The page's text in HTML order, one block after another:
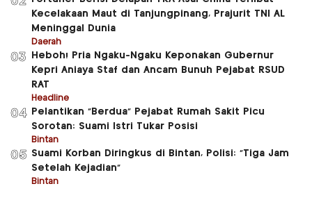
Kecelakaan Maut di Tanjungpinang, Prajurit TNI AL
Meninggal Dunia
Daerah
03
Heboh! Pria Ngaku-Ngaku Keponakan Gubernur
Kepri Aniaya Staf dan Ancam Bunuh Pejabat RSUD
RAT
Headline
04
Pelantikan “Berdua” Pejabat Rumah Sakit Picu
Sorotan: Suami Istri Tukar Posisi
Bintan
05 Suami Korban Diringkus di Bintan, Polisi: “Tiga Jam
Setelah Kejadian”
Bintan